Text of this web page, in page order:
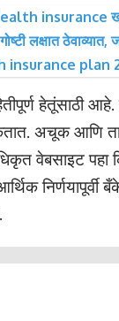
insurance
लक्षात ठेवाव्यात,
insurance plan
हेतूंसाठी
अचूक आणि
वेबसाइट पहा
निर्णयापूर्वी